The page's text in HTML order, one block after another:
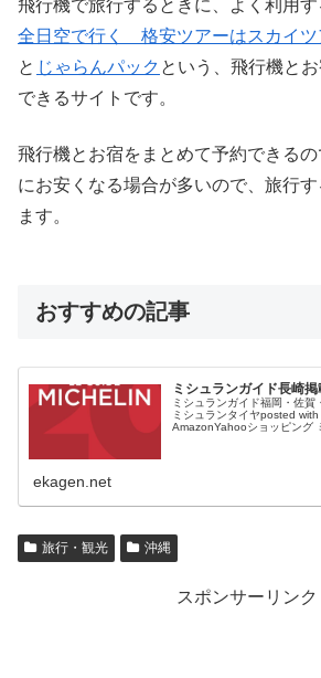
飛行機で旅行するときに、よく利用
全日空で行く 格安ツアーはスカイツ
と じゃらんパック という、飛行機と
できるサイトです。
飛行機とお宿をまとめて予約できる
にお安くなる場合が多いので、旅行
ます。
おすすめの記事
ミシュランガイド長崎
ミシュランガイド福岡・佐
ミシュランタイヤposted
AmazonYahooショッピング
ekagen.net
旅行・観光 沖縄
スポンサーリンク